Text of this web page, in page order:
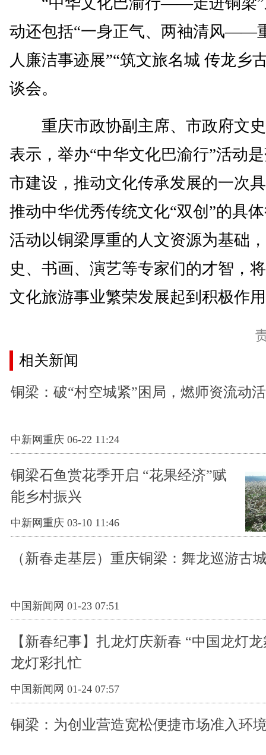
动还包括“一身正气、两袖清风——
人廉洁事迹展”“筑文旅名城 传龙乡
谈会。
重庆市政协副主席、市政府文史
表示，举办“中华文化巴渝行”活动
市建设，推动文化传承发展的一次
推动中华优秀传统文化“双创”的具
活动以铜梁厚重的人文资源为基础
史、书画、演艺等专家们的才智，
文化旅游事业繁荣发展起到积极作
相关新闻
铜梁：破“村空城紧”困局，燃师资流动
中新网重庆 06-22 11:24
铜梁石鱼赏花季开启 “花果经济”赋
能乡村振兴
中新网重庆 03-10 11:46
（新春走基层）重庆铜梁：舞龙巡游古
中国新闻网 01-23 07:51
【新春纪事】扎龙灯庆新春 “中国龙灯
龙灯彩扎忙
中国新闻网 01-24 07:57
铜梁：为创业营造宽松便捷市场准入环